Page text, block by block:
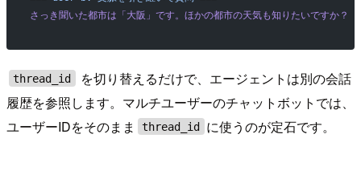
さっき聞いた都市は「大阪」です。ほかの都市の天気も知りたいですか？
thread_id
を切り替えるだけで、エージェントは別の会話
履歴を参照します。マルチユーザーのチャットボットでは、
ユーザーIDをそのまま
thread_id に使うのが定石です。